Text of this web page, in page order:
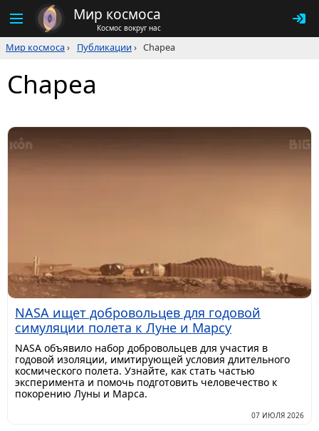
Мир космоса
Космос вокруг нас
Мир космоса› Публикации› Chapea
Chapea
NASA ищет добровольцев для годовой
симуляции полета к Луне и Марсу
NASA объявило набор добровольцев для участия в
годовой изоляции, имитирующей условия длительного
космического полета. Узнайте, как стать частью
эксперимента и помочь подготовить человечество к
покорению Луны и Марса.
07 ИЮЛЯ 2026